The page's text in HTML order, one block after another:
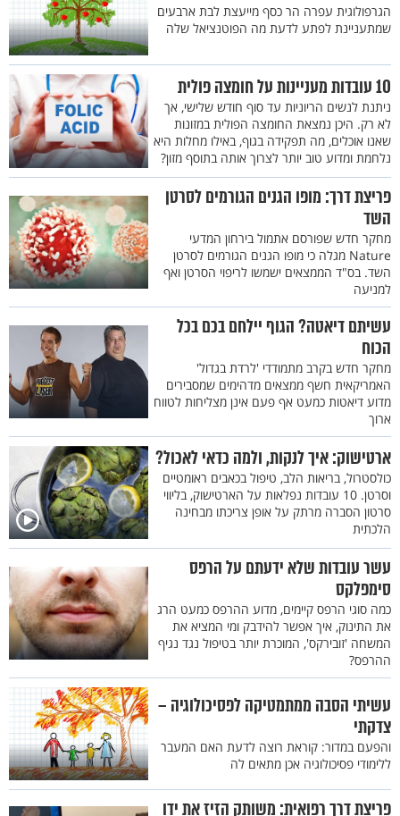
הגרפולוגית עפרה הר כסף מייעצת לבת ארבעים
שמתעניינת לפתע לדעת מה הפוטנציאל שלה
10 עובדות מעניינות על חומצה פולית
ניתנת לנשים הריוניות עד סוף חודש שלישי, אך
לא רק. היכן נמצאת החומצה הפולית במזונות
שאנו אוכלים, מה תפקידה בגוף, באילו מחלות היא
נלחמת ומדוע טוב יותר לצרוך אותה בתוסף מזון?
פריצת דרך: מופו הגנים הגורמים לסרטן
השד
מחקר חדש שפורסם אתמול בירחון המדעי
Nature מגלה כי מופו הגנים הגורמים לסרטן
השד. בס"ד הממצאים ישמשו לריפוי הסרטן ואף
למניעה
עשיתם דיאטה? הגוף יילחם בכם בכל
הכוח
מחקר חדש בקרב מתמודדי 'לרדת בגדול'
האמריקאית חשף ממצאים מדהימים שמסבירים
מדוע דיאטות כמעט אף פעם אינן מצליחות לטווח
ארוך
ארטישוק: איך לנקות, ולמה כדאי לאכול?
כולסטרול, בריאות הלב, טיפול בכאבים ראומטיים
וסרטן. 10 עובדות נפלאות על הארטישוק, בליווי
סרטון הסברה מרתק על אופן צריכתו מבחינה
הלכתית
עשר עובדות שלא ידעתם על הרפס
סימפלקס
כמה סוגי הרפס קיימים, מדוע ההרפס כמעט הרג
את התינוק, איך אפשר להידבק ומי המציא את
המשחה 'זובירקס', המוכרת יותר בטיפול נגד נגיף
ההרפס?
עשיתי הסבה ממתמטיקה לפסיכולוגיה –
צדקתי
והפעם במדור: קוראת רוצה לדעת האם המעבר
ללימודי פסיכולוגיה אכן מתאים לה
פריצת דרך רפואית: משותק הזיז את ידו